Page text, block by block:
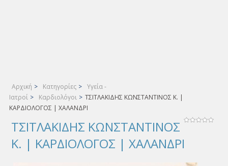
Αρχική > Κατηγορίες >
Υγεία -
Ιατροί > Καρδιολόγοι > ΤΣΙΤΛΑΚΙΔΗΣ ΚΩΝΣΤΑΝΤΙΝΟΣ Κ. |
ΚΑΡΔΙΟΛΟΓΟΣ | ΧΑΛΑΝΔΡΙ
ΤΣΙΤΛΑΚΙΔΗΣ ΚΩΝΣΤΑΝΤΙΝΟΣ
Κ. | ΚΑΡΔΙΟΛΟΓΟΣ | ΧΑΛΑΝΔΡΙ